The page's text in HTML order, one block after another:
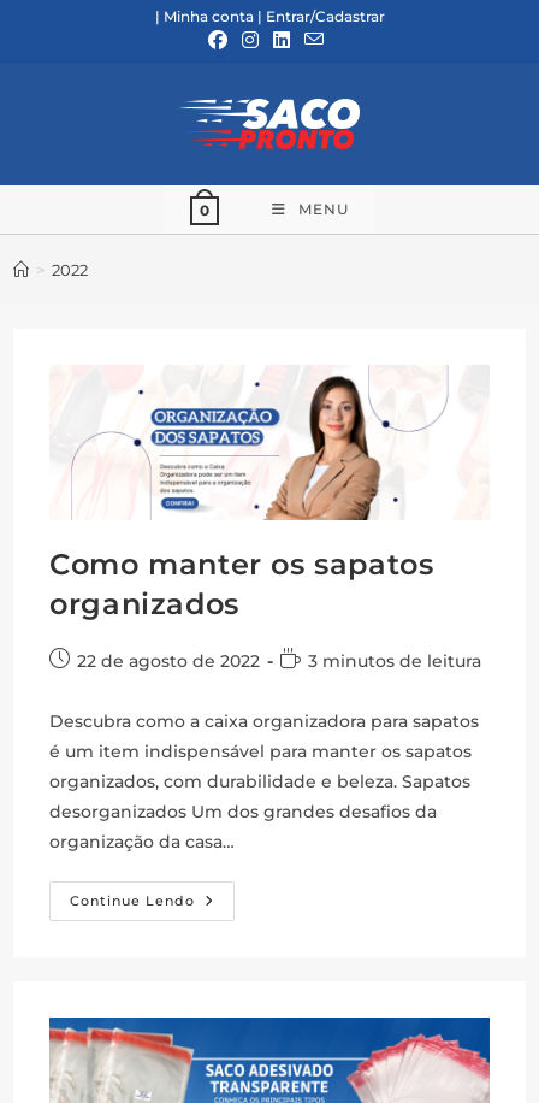
| Minha conta| Entrar/Cadastrar
0 MENU
> 2022
Como manter os sapatos
organizados
Post22 de agosto de 2022
Tempo
leitura:
3 minutos de leitura
Descubra como a caixa organizadora para sapatos
é um item indispensável para manter os sapatos
organizados, com durabilidade e beleza. Sapatos
desorganizados Um dos grandes desafios da
organização da casa…
Continue Lendo Como
Manter